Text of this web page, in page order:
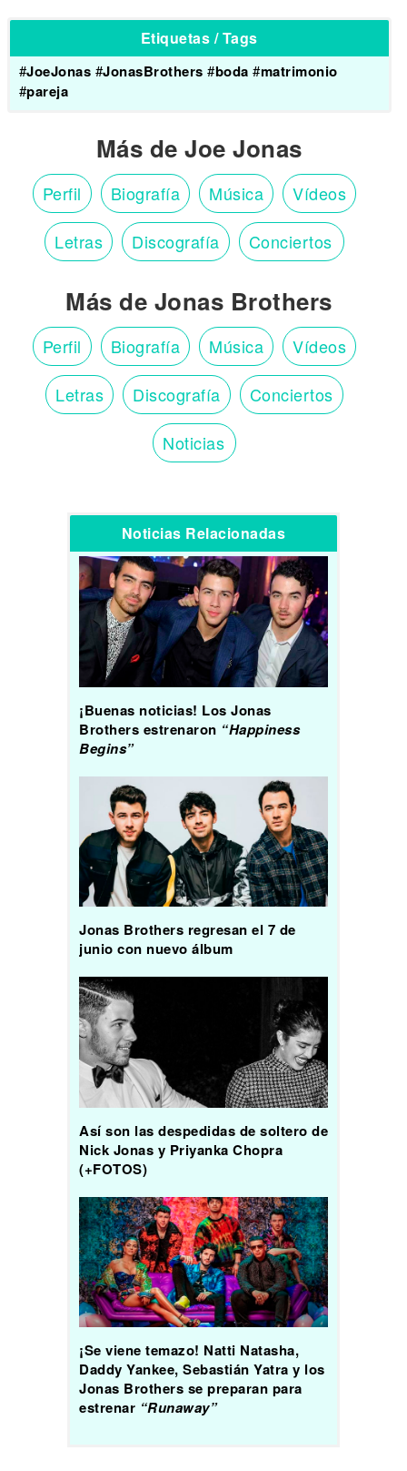
Etiquetas / Tags
#JoeJonas #JonasBrothers #boda #matrimonio
#pareja
Más de Joe Jonas
Perfil Biografía Música Vídeos
Letras Discografía Conciertos
Más de Jonas Brothers
Perfil Biografía Música Vídeos
Letras Discografía Conciertos
Noticias
Noticias Relacionadas
¡Buenas noticias! Los Jonas
Brothers estrenaron “Happiness
Begins”
Jonas Brothers regresan el 7 de
junio con nuevo álbum
Así son las despedidas de soltero de
Nick Jonas y Priyanka Chopra
(+FOTOS)
¡Se viene temazo! Natti Natasha,
Daddy Yankee, Sebastián Yatra y los
Jonas Brothers se preparan para
estrenar “Runaway”